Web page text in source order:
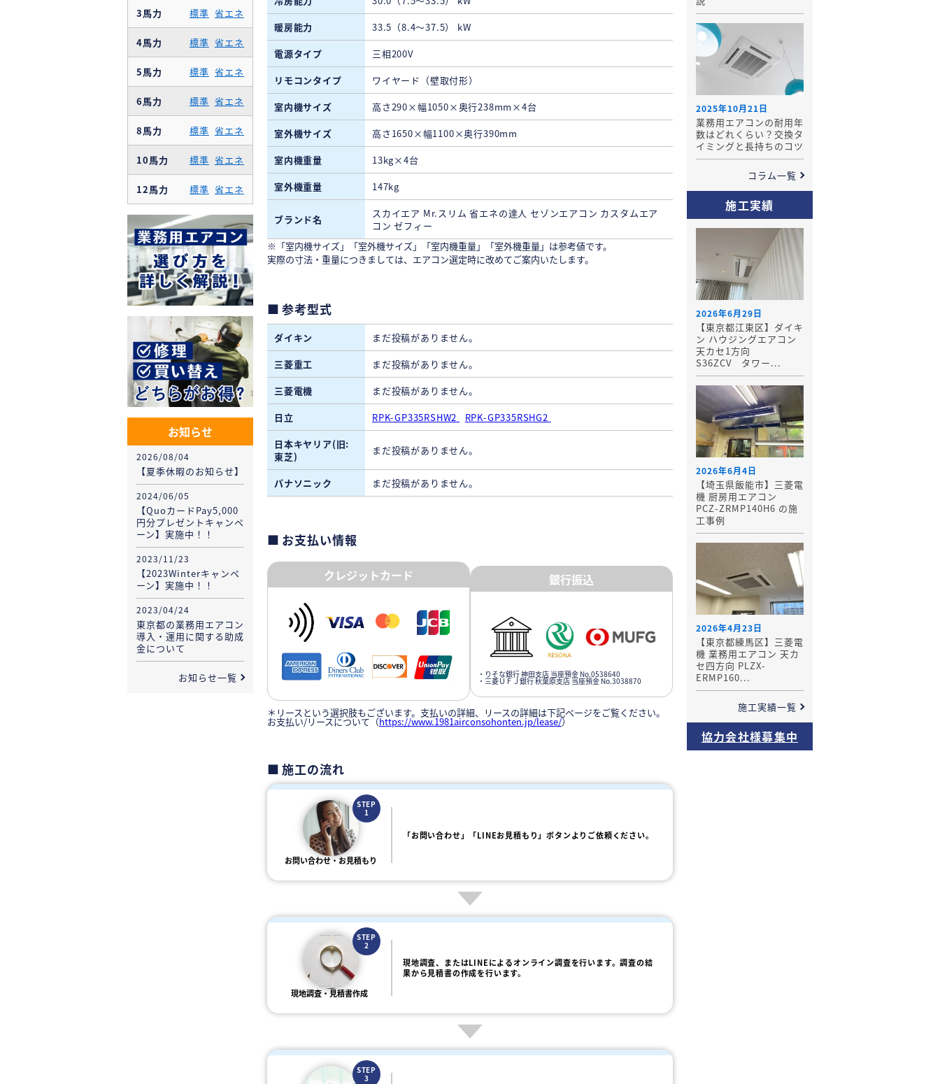
暖房能力
33.5（8.4～37.5） kW
電源タイプ
三相200V
リモコンタイプ
ワイヤード（壁取付形）
室内機サイズ
高さ290×幅1050×奥行238mm×4台
室外機サイズ
高さ1650×幅1100×奥行390mm
室内機重量
13kg×4台
室外機重量
147kg
ブランド名
スカイエア Mr.スリム 省エネの達人 セゾンエアコン カスタムエア
コン ゼフィー
※「室内機サイズ」「室外機サイズ」「室内機重量」「室外機重量」は参考値です。
実際の寸法・重量につきましては、エアコン選定時に改めてご案内いたします。
参考型式
ダイキン
まだ投稿がありません。
三菱重工
まだ投稿がありません。
三菱電機
まだ投稿がありません。
日立
RPK-GP335RSHW2
RPK-GP335RSHG2
日本キヤリア(旧:
東芝)
まだ投稿がありません。
パナソニック まだ投稿がありません。
お支払い情報
クレジットカード 銀行振込
・りそな銀行 神田支店 当座預金 No.0538640
・三菱ＵＦＪ銀行 秋葉原支店 当座預金 No.3038870
＊リースという選択肢もございます。支払いの詳細、リースの詳細は下記ページをご覧ください。
お支払い/リースについて（https://www.1981airconsohonten.jp/lease/）
施工の流れ
STEP
1
お問い合わせ・お見積もり
「お問い合わせ」「LINEお見積もり」ボタンよりご依頼ください。
STEP
2
現地調査・見積書作成
現地調査、またはLINEによるオンライン調査を行います。調査の結
果から見積書の作成を行います。
STEP
3
3馬力 標準 省エネ
4馬力 標準 省エネ
5馬力 標準 省エネ
6馬力 標準 省エネ
8馬力 標準 省エネ
10馬力 標準 省エネ
12馬力 標準 省エネ
お知らせ
2026/08/04
【夏季休暇のお知らせ】
2024/06/05
【QuoカードPay5,000
円分プレゼントキャンペ
ーン】実施中！！
2023/11/23
【2023Winterキャンペ
ーン】実施中！！
2023/04/24
東京都の業務用エアコン
導入・運用に関する助成
金について
お知らせ一覧
2025年10月21日
業務用エアコンの耐用年
数はどれくらい？交換タ
イミングと長持ちのコツ
コラム一覧
施工実績
2026年6月29日
【東京都江東区】ダイキ
ン ハウジングエアコン
天カセ1方向
S36ZCV タワー...
2026年6月4日
【埼玉県飯能市】三菱電
機 厨房用エアコン
PCZ-ZRMP140H6 の施
工事例
2026年4月23日
【東京都練馬区】三菱電
機 業務用エアコン 天カ
セ四方向 PLZX-
ERMP160...
施工実績一覧
協力会社様募集中